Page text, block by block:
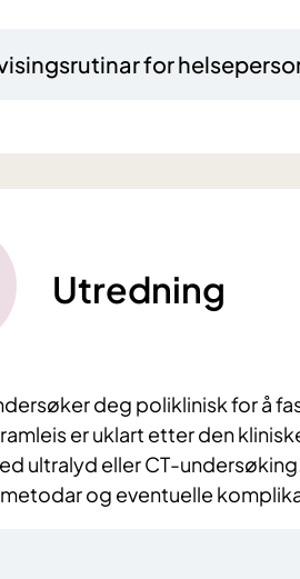
for
Utredning
deg poliklinisk for å
er uklart etter den
ultralyd eller CT-
og eventuelle